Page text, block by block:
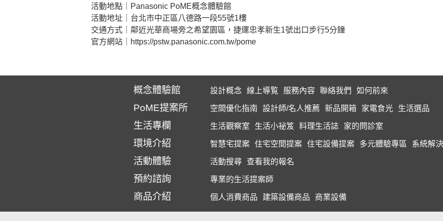
活動地點｜Panasonic PoME概念體驗館
活動地址｜台北市中正區八德路一段55號1樓
交通方式｜鄰近光華商場旁之希望園區，捷運忠孝新生1號出口步行5分鐘
官方網站｜https://pstw.panasonic.com.tw/pome
概念體驗館 設計概念 線上導覧 服務內容 聯絡我們 如何前來
PoME提案所 空間優化指南 設計師/名人推薦 新品開箱 家電食光 生活選品
生活專欄 生活觀察室 生活小祕笈 料理生活誌 家的問診室
環境介紹 智慧宅提案 住宅空間提案 住宅設備提案 多元體驗專區 系統解
活動體驗 活動搜尋 查看我的報名
預約諮詢 專業的生活提案師
商品介紹 個人消費商品 建築設備商品 商業設備